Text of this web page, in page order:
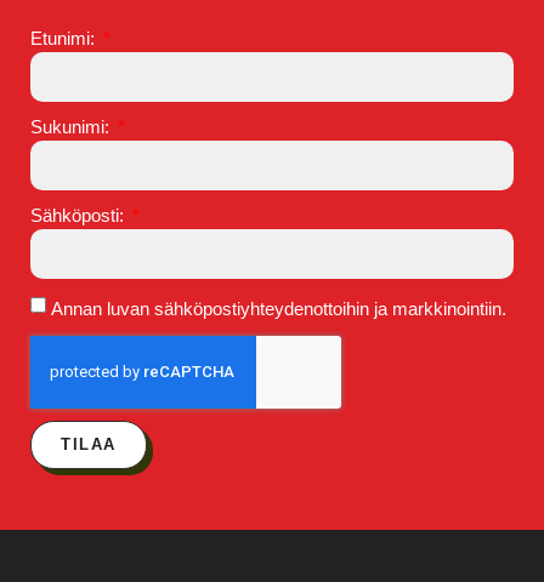
Etunimi:
Sukunimi:
Sähköposti:
Annan luvan sähköpostiyhteydenottoihin ja markkinointiin.
TILAA